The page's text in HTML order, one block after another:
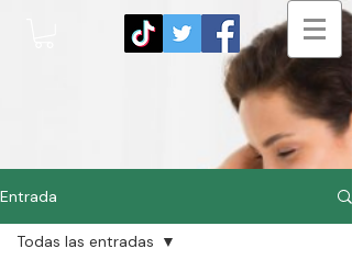
Entrada
Todas las entradas